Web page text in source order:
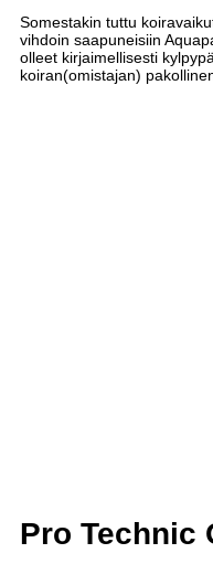
Somestakin tuttu
vihdoin saapuneisiin
olleet kirjaimellisesti
koiran(omistajan)
Pro Technic